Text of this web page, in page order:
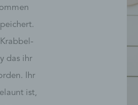
das ihr
Ihr
ist,